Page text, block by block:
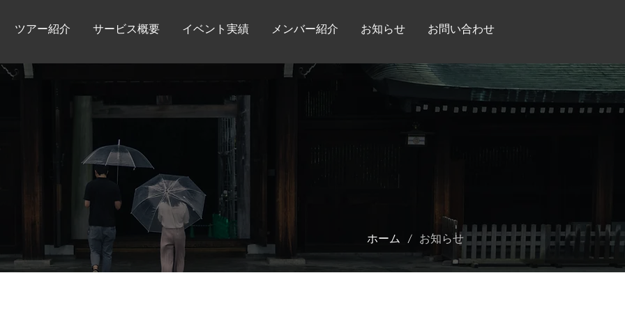
ツアー紹介 サービス概要 イベント実績 メンバー紹介 お知らせ お問い合わせ
ホーム / お知らせ